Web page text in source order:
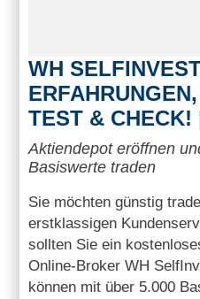
WH
TEST & CHECK!
Aktiendepot eröffnen
Basiswerte traden
Sie möchten günstig
erstklassigen
sollten Sie ein
Online-Broker WH
können mit über 5.000